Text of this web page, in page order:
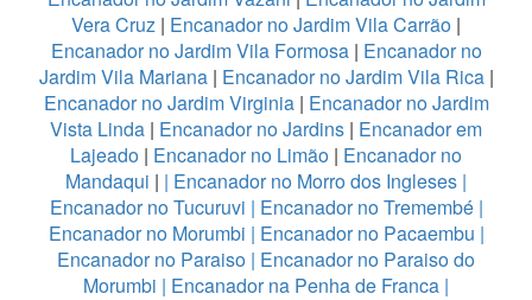
Vera Cruz | Encanador no Jardim Vila Carrão |
Encanador no Jardim Vila Formosa| Encanador no
Jardim Vila Mariana| Encanador no Jardim Vila Rica|
Encanador no Jardim Virginia| Encanador no Jardim
Vista Linda | Encanador no Jardins | Encanador em
Lajeado | Encanador no Limão | Encanador no
Mandaqui | | Encanador no Morro dos Ingleses |
Encanador no Tucuruvi | Encanador no Tremembé|
Encanador no Morumbi | Encanador no Pacaembu |
Encanador no Paraiso | Encanador no Paraiso do
Morumbi | Encanador na Penha de Franca |